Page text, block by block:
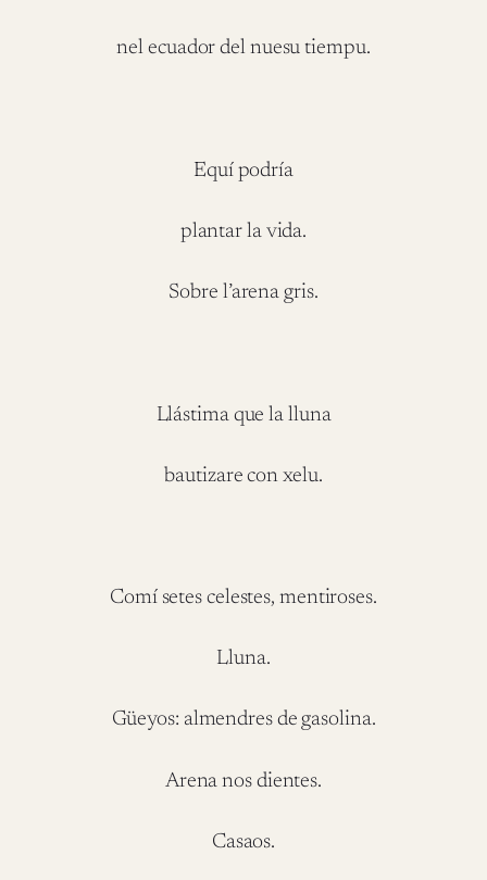
nel ecuador del nuesu tiempu.
Equí podría
plantar la vida.
Sobre l’arena gris.
Llástima que la lluna
bautizare con xelu.
Comí setes celestes, mentiroses.
Lluna.
Güeyos: almendres de gasolina.
Arena nos dientes.
Casaos.